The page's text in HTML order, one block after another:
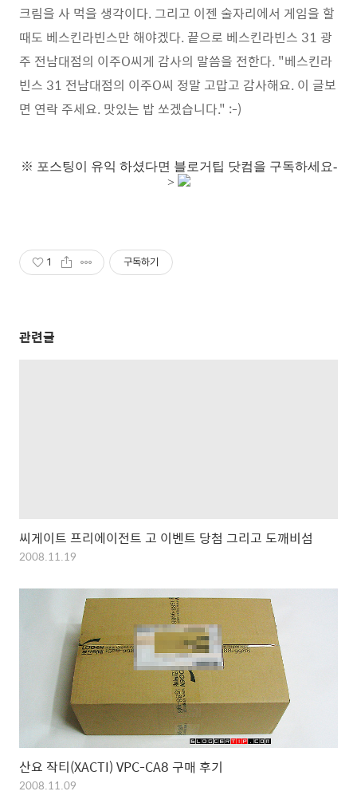
크림을 사 먹을 생각이다. 그리고 이젠 술자리에서 게임을 할
때도 베스킨라빈스만 해야겠다. 끝으로 베스킨라빈스 31 광
주 전남대점의 이주O씨게 감사의 말씀을 전한다. "베스킨라
빈스 31 전남대점의 이주O씨 정말 고맙고 감사해요. 이 글보
면 연락 주세요. 맛있는 밥 쏘겠습니다." :-)
※ 포스팅이 유익 하셨다면 블로거팁 닷컴을 구독하세요-
>
1 구독하기
관련글
씨게이트 프리에이전트 고 이벤트 당첨 그리고 도깨비섬
2008.11.19
산요 작티(XACTI) VPC-CA8 구매 후기
2008.11.09